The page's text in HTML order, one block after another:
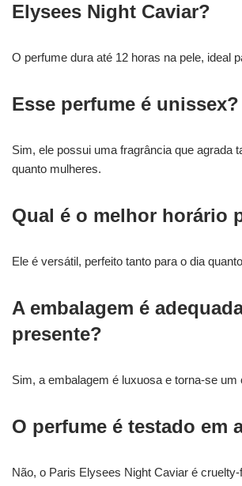
Elysees Night Caviar?
O perfume dura até 12 horas na pele, ideal
Esse perfume é unissex?
Sim, ele possui uma fragrância que agrada
quanto mulheres.
Qual é o melhor horário
Ele é versátil, perfeito tanto para o dia
A embalagem é
presente?
Sim, a embalagem é luxuosa e torna-se um
O perfume é testado em
Não, o Paris Elysees Night Caviar é cruelty-